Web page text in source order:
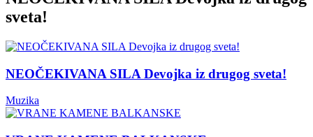
sveta!
NEOČEKIVANA SILA Devojka iz drugog sveta!
Muzika